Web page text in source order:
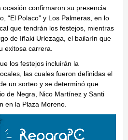
confirmaron su presencia
“El Polaco” y Los Palmeras, en lo
que tendrán los festejos, mientras
de Iñaki Urlezaga, el bailarín que
exitosa carrera.
los festejos incluirán la
las cuales fueron definidas el
un sorteo y se determinó que
de Negra, Nico Martínez y Santi
en la Plaza Moreno.